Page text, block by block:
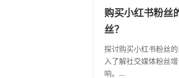
购买小红书粉丝
丝？
探讨购买小红书粉丝
入了解社交媒体粉丝
响。...